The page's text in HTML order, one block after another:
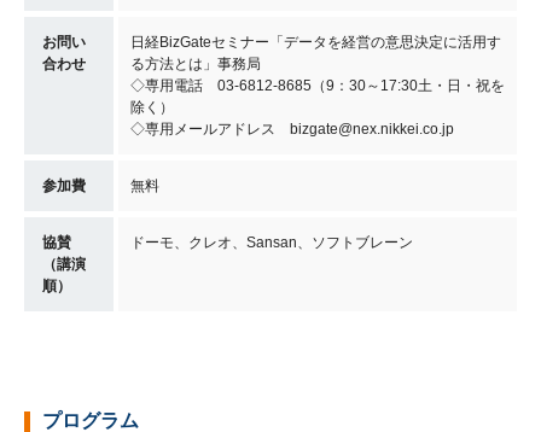
お問い
合わせ
日経BizGateセミナー「データを経営の意思決定に活用す
る方法とは」事務局
◇専用電話 03-6812-8685（9：30～17:30土・日・祝を
除く）
◇専用メールアドレス bizgate@nex.nikkei.co.jp
参加費 無料
協賛
（講演
順）
ドーモ、クレオ、Sansan、ソフトブレーン
プログラム